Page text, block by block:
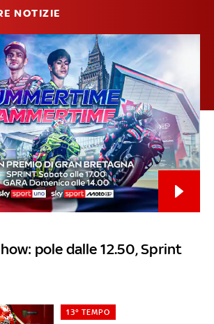
NOTIZIE
pole dalle 12.50, Sprint
13° TEMPO